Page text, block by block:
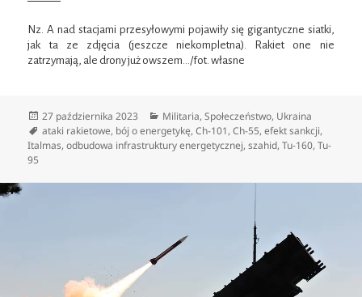
Nz. A nad stacjami przesyłowymi pojawiły się gigantyczne siatki,
jak ta ze zdjęcia (jeszcze niekompletna). Rakiet one nie
zatrzymają, ale drony już owszem…/fot. własne
Data
publikacji
27 października 2023 Kategorie
Militaria,Społeczeństwo, Ukraina
Tagi
ataki rakietowe, bój o energetykę,Ch-101,Ch-55,efekt sankcji,
Italmas,odbudowa infrastruktury energetycznej,szahid,Tu-160,Tu-
95